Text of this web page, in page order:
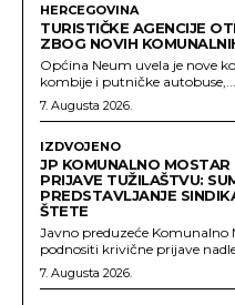
HERCEGOVINA
TURISTIČKE AGENCIJE
ZBOG NOVIH
Općina Neum uvela je nove
kombije i putničke autobuse,...
7. Augusta 2026.
IZDVOJENO
JP KOMUNALNO MOSTAR
PRIJAVE TUŽILAŠTVU:
PREDSTAVLJANJE
ŠTETE
Javno preduzeće Komunalno
podnositi krivične prijave
7. Augusta 2026.